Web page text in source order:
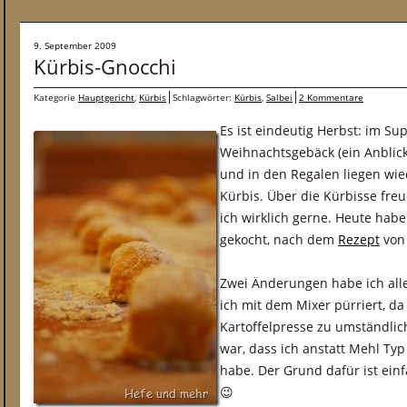
9. September 2009
Kürbis-Gnocchi
Kategorie Hauptgericht, Kürbis Schlagwörter: Kürbis, Salbei 2 Kommentare
Es ist eindeutig Herbst: im
Weihnachtsgebäck (ein
und in den Regalen liegen
Kürbis. Über die Kürbisse
ich wirklich gerne. Heute
gekocht, nach dem Rezept
Zwei Änderungen habe ich
ich mit dem Mixer pürriert,
Kartoffelpresse zu
war, dass ich anstatt Mehl
habe. Der Grund dafür ist
😉